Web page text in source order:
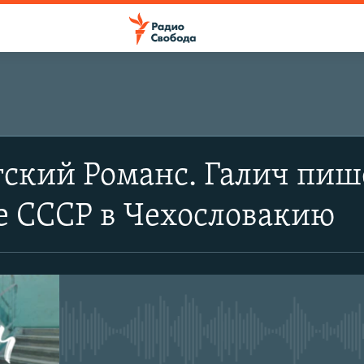
Романс. Галич
СССР в Чехословакию